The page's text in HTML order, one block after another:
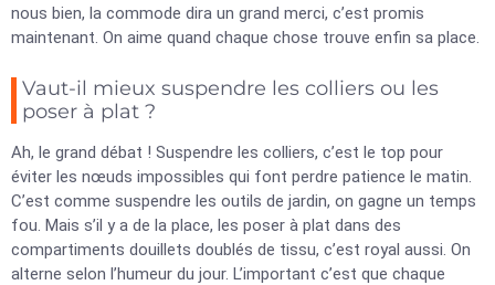
nous bien, la commode dira un grand merci, c’est promis
maintenant. On aime quand chaque chose trouve enfin sa place.
Vaut-il mieux suspendre les colliers ou les
poser à plat ?
Ah, le grand débat ! Suspendre les colliers, c’est le top pour
éviter les nœuds impossibles qui font perdre patience le matin.
C’est comme suspendre les outils de jardin, on gagne un temps
fou. Mais s’il y a de la place, les poser à plat dans des
compartiments douillets doublés de tissu, c’est royal aussi. On
alterne selon l’humeur du jour. L’important c’est que chaque